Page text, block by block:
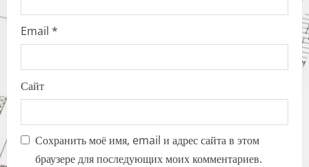
Email *
Сайт
Сохранить моё имя, email и адрес сайта в этом
браузере для последующих моих комментариев.